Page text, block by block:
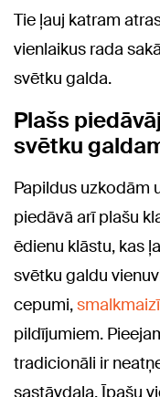
Tie ļauj katram
vienlaikus rada
svētku galda.
Plašs
svētku
Papildus uzkodām
piedāvā arī plašu
ēdienu klāstu, kas
svētku galdu
cepumi,
pildījumiem.
tradicionāli ir
sastāvdaļa. Īpašu